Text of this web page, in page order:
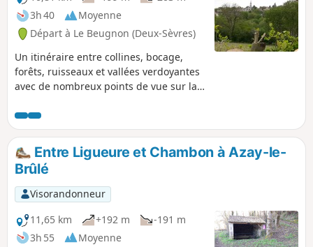
3h 40
Moyenne
Départ à Le Beugnon (Deux-Sèvres)
Un itinéraire entre collines, bocage,
forêts, ruisseaux et vallées verdoyantes
avec de nombreux points de vue sur la
Entre Ligueure et Chambon à Azay-le-
Brûlé
Visorandonneur
11,65 km
+192 m
-191 m
3h 55
Moyenne